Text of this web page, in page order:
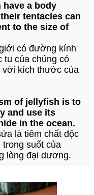
a body
tentacles can
to the size of
có đường kính
tu của chúng có
kích thước của
of jellyfish is to
and use its
in the ocean.
là tiêm chất độc
suốt của
lòng đại dương.